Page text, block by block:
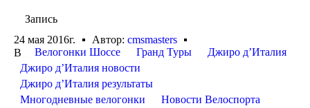
Запись
24 мая 2016г.
Автор: cmsmasters
В
Велогонки Шоссе Гранд Туры
Джиро д’Италия
Джиро д’Италия новости
Джиро д’Италия результаты
Многодневные велогонки
Новости Велоспорта